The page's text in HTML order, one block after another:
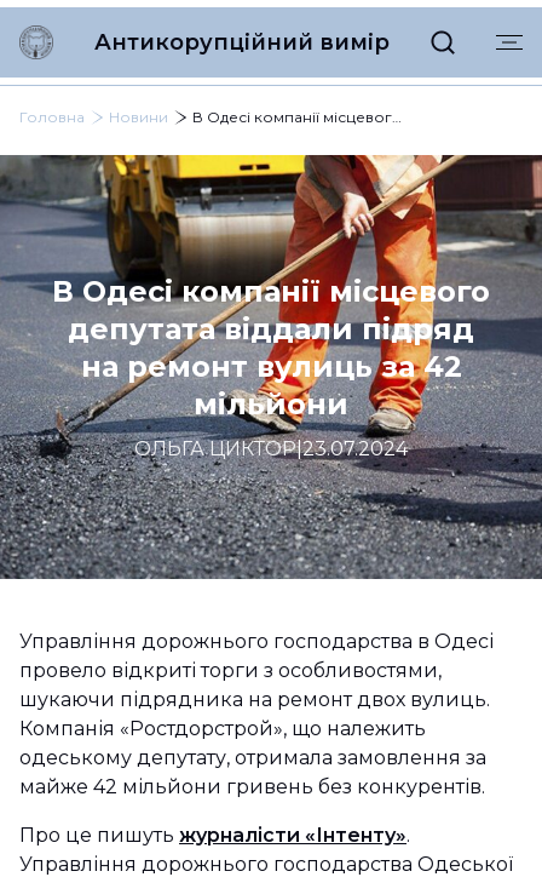
Антикорупційний вимір
Головна Новини В Одесі компанії місцевого депутата віддали підряд на ремонт вулиць за 42 мільйони
В Одесі компанії місцевого
депутата віддали підряд
на ремонт вулиць за 42
мільйони
ОЛЬГА ЦИКТОР|23.07.2024
Управління дорожнього господарства в Одесі
провело відкриті торги з особливостями,
шукаючи підрядника на ремонт двох вулиць.
Компанія «Ростдорстрой», що належить
одеському депутату, отримала замовлення за
майже 42 мільйони гривень без конкурентів.
Про це пишуть журналісти «Інтенту».
Управління дорожнього господарства Одеської